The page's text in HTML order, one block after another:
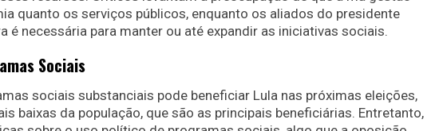
quanto os serviços públicos, enquanto os aliados do presidente
é necessária para manter ou até expandir as iniciativas sociais.
Sociais
sociais substanciais pode beneficiar Lula nas próximas eleições,
baixas da população, que são as principais beneficiárias. Entretanto,